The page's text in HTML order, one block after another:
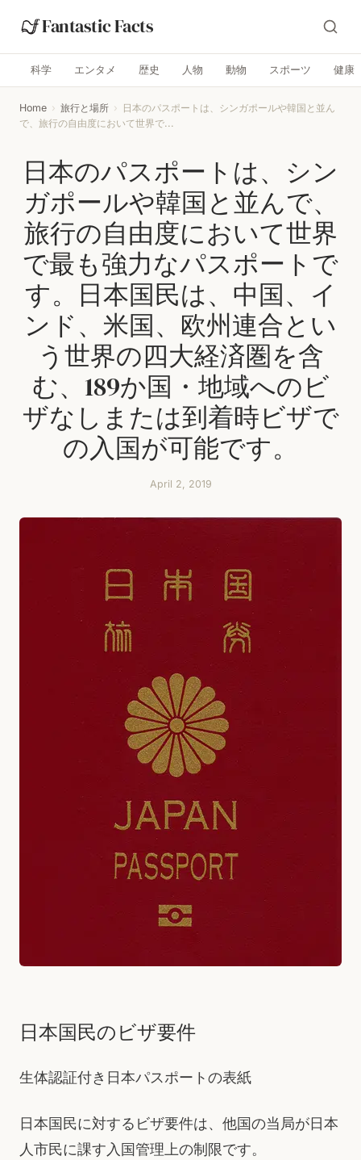
Fantastic Facts
科学 エンタメ 歴史 人物 動物 スポーツ 健康
Home › 旅行と場所 › 日本のパスポートは、シンガポールや韓国と並ん
で、旅行の自由度において世界で...
日本のパスポートは、シン
ガポールや韓国と並んで、
旅行の自由度において世界
で最も強力なパスポートで
す。日本国民は、中国、イ
ンド、米国、欧州連合とい
う世界の四大経済圏を含
む、189か国・地域へのビ
ザなしまたは到着時ビザで
の入国が可能です。
April 2, 2019
日本国民のビザ要件
生体認証付き日本パスポートの表紙
日本国民に対するビザ要件は、他国の当局が日本
人市民に課す入国管理上の制限です。